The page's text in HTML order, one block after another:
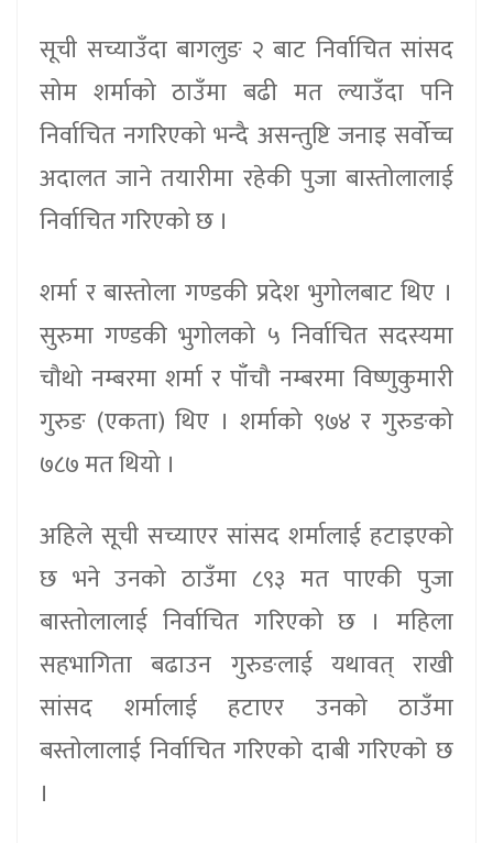
सूची सच्याउँदा बागलुङ २ बाट निर्वाचित सांसद
सोम शर्माको ठाउँमा बढी मत ल्याउँदा पनि
निर्वाचित नगरिएको भन्दै असन्तुष्टि जनाइ सर्वोच्च
अदालत जाने तयारीमा रहेकी पुजा बास्तोलालाई
निर्वाचित गरिएको छ ।
शर्मा र बास्तोला गण्डकी प्रदेश भुगोलबाट थिए ।
सुरुमा गण्डकी भुगोलको ५ निर्वाचित सदस्यमा
चौथो नम्बरमा शर्मा र पाँचौ नम्बरमा विष्णुकुमारी
गुरुङ (एकता) थिए । शर्माको ९७४ र गुरुङको
७८७ मत थियो ।
अहिले सूची सच्याएर सांसद शर्मालाई हटाइएको
छ भने उनको ठाउँमा ८९३ मत पाएकी पुजा
बास्तोलालाई निर्वाचित गरिएको छ । महिला
सहभागिता बढाउन गुरुङलाई यथावत् राखी
सांसद शर्मालाई हटाएर उनको ठाउँमा
बस्तोलालाई निर्वाचित गरिएको दाबी गरिएकाे छ
।